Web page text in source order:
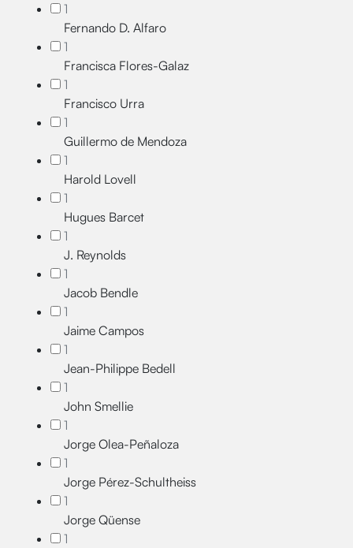
1
Fernando D. Alfaro
1
Francisca Flores-Galaz
1
Francisco Urra
1
Guillermo de Mendoza
1
Harold Lovell
1
Hugues Barcet
1
J. Reynolds
1
Jacob Bendle
1
Jaime Campos
1
Jean-Philippe Bedell
1
John Smellie
1
Jorge Olea-Peñaloza
1
Jorge Pérez-Schultheiss
1
Jorge Qüense
1